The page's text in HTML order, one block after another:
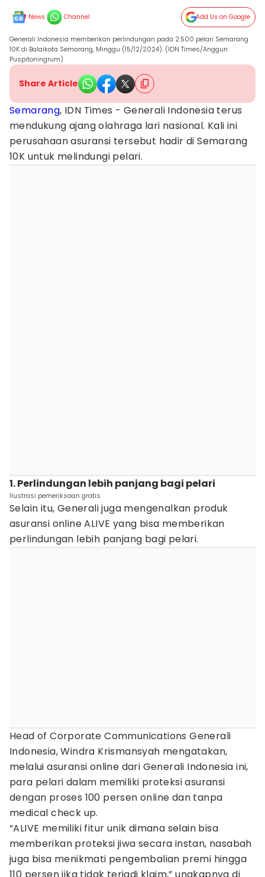
News Channel Add Us on Google
Generali Indonesia memberikan perlindungan pada 2.500 pelari Semarang
10K di Balaikota Semarang, Minggu (15/12/2024). (IDN Times/Anggun
Puspitoningrum)
Share Article
Semarang, IDN Times - Generali Indonesia terus
mendukung ajang olahraga lari nasional. Kali ini
perusahaan asuransi tersebut hadir di Semarang
10K untuk melindungi pelari.
1. Perlindungan lebih panjang bagi pelari
Ilustrasi pemeriksaan gratis
Selain itu, Generali juga mengenalkan produk
asuransi online ALIVE yang bisa memberikan
perlindungan lebih panjang bagi pelari.
Head of Corporate Communications Generali
Indonesia, Windra Krismansyah mengatakan,
melalui asuransi online dari Generali Indonesia ini,
para pelari dalam memiliki proteksi asuransi
dengan proses 100 persen online dan tanpa
medical check up.
“ALIVE memiliki fitur unik dimana selain bisa
memberikan proteksi jiwa secara instan, nasabah
juga bisa menikmati pengembalian premi hingga